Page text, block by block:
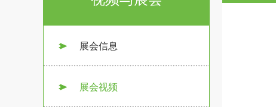
展会信息
展会视频